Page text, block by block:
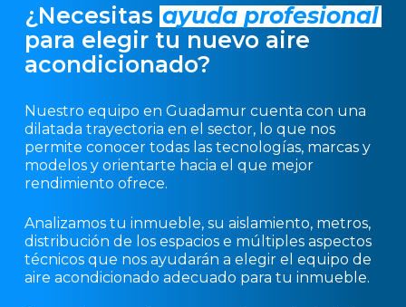
¿Necesitas ayuda profesional
para elegir tu nuevo aire
acondicionado?
Nuestro equipo en Guadamur cuenta con una
dilatada trayectoria en el sector, lo que nos
permite conocer todas las tecnologías, marcas y
modelos y orientarte hacia el que mejor
rendimiento ofrece.
Analizamos tu inmueble, su aislamiento, metros,
distribución de los espacios e múltiples aspectos
técnicos que nos ayudarán a elegir el equipo de
aire acondicionado adecuado para tu inmueble.